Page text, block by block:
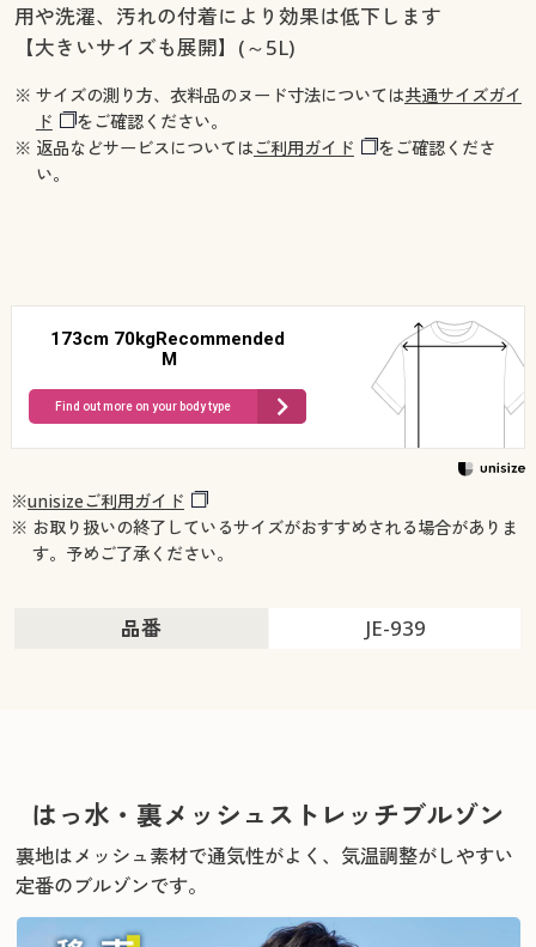
用や洗濯、汚れの付着により効果は低下します
【大きいサイズも展開】(～5L)
※ サイズの測り方、衣料品のヌード寸法については共通サイズガイ
ド
をご確認ください。
※ 返品などサービスについてはご利用ガイド
をご確認くださ
い。
173cm 70kgRecommended
M
Find out more on your body type
※unisizeご利用ガイド
※ お取り扱いの終了しているサイズがおすすめされる場合がありま
す。予めご了承ください。
品番 JE-939
はっ水・裏メッシュストレッチブルゾン
裏地はメッシュ素材で通気性がよく、気温調整がしやすい
定番のブルゾンです。